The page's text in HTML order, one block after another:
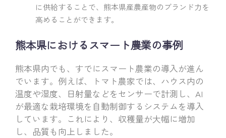
に供給することで、熊本県産農産物のブランド力を
高めることができます。
熊本県におけるスマート農業の事例
熊本県内でも、すでにスマート農業の導入が進ん
でいます。例えば、トマト農家では、ハウス内の
温度や湿度、日射量などをセンサーで計測し、AI
が最適な栽培環境を自動制御するシステムを導入
しています。これにより、収穫量が大幅に増加
し、品質も向上しました。